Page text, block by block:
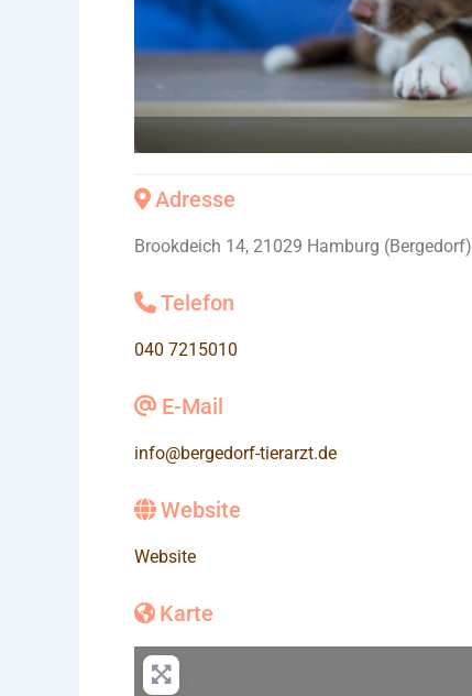
Adresse
Brookdeich 14, 21029 Hamburg (Bergedorf)
Telefon
040 7215010
E-Mail
info@bergedorf-tierarzt.de
Website
Website
Karte